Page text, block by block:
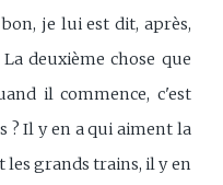
je lui est dit, après,
deuxième chose que
il commence, c'est
? Il y en a qui aiment la
grands trains, il y en